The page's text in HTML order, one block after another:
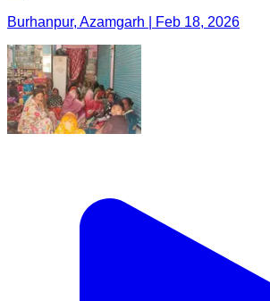
Burhanpur, Azamgarh | Feb 18, 2026